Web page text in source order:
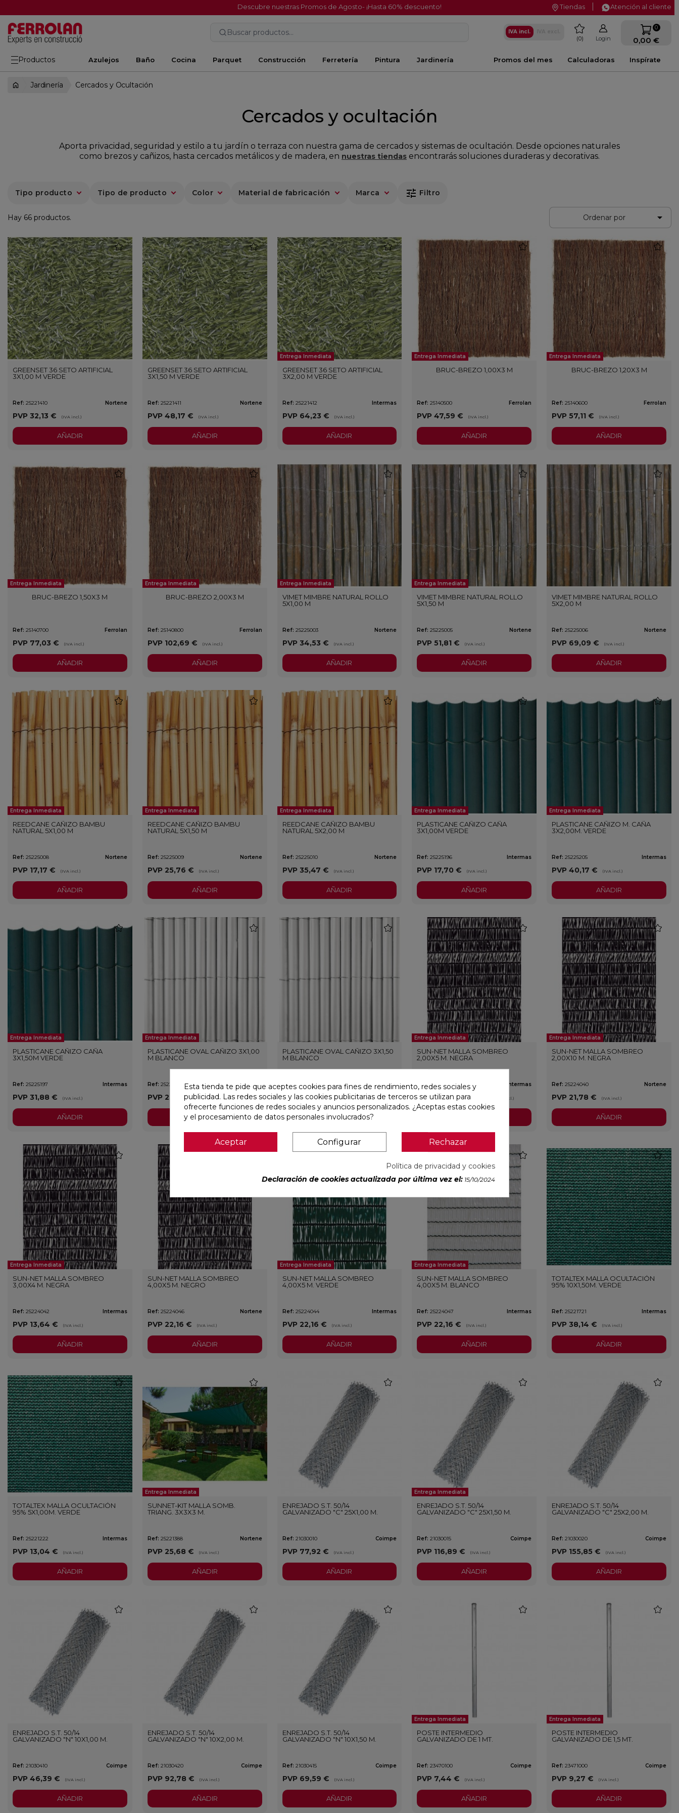
Descubre nuestras Promos de Agosto- ¡Hasta 60% descuento! Tiendas Atención al cliente
Buscar productos... IVA incl. favorite
0 Login
0
0,00 €
Productos Azulejos Baño Cocina Parquet Construcción Ferretería Pintura Jardinería Inspírate
Calculadoras
Promos del mes
Jardinería Cercados y Ocultación
Cercados y ocultación
Aporta privacidad, seguridad y estilo a tu jardín o terraza con nuestra gama de cercados y sistemas de ocultación. Desde opciones naturales
como brezos y cañizos, hasta cercados metálicos y de madera, en nuestras tiendas encontrarás soluciones duraderas y decorativas.
Tipo producto Tipo de producto Color Material de fabricación Marca tune Filtro
Hay 66 productos. Ordenar por 
GREENSET 36 SETO ARTIFICIAL
3X1,00 M VERDE
Ref: 25221410 Nortene
PVP 32,13 € (IVA incl.)
favorite
AÑADIR
GREENSET 36 SETO ARTIFICIAL
3X1,50 M VERDE
Ref: 25221411 Nortene
PVP 48,17 € (IVA incl.)
favorite
AÑADIR
Entrega Inmediata
GREENSET 36 SETO ARTIFICIAL
3X2,00 M VERDE
Ref: 25221412 Intermas
PVP 64,23 € (IVA incl.)
favorite
AÑADIR
Entrega Inmediata
BRUC-BREZO 1,00X3 M
Ref: 25140500 Ferrolan
PVP 47,59 € (IVA incl.)
favorite
AÑADIR
Entrega Inmediata
BRUC-BREZO 1,20X3 M
Ref: 25140600 Ferrolan
PVP 57,11 € (IVA incl.)
favorite
AÑADIR
Entrega Inmediata
BRUC-BREZO 1,50X3 M
Ref: 25140700 Ferrolan
PVP 77,03 € (IVA incl.)
favorite
AÑADIR
Entrega Inmediata
BRUC-BREZO 2,00X3 M
Ref: 25140800 Ferrolan
PVP 102,69 € (IVA incl.)
favorite
AÑADIR
Entrega Inmediata
VIMET MIMBRE NATURAL ROLLO
5X1,00 M
Ref: 25225003 Nortene
PVP 34,53 € (IVA incl.)
favorite
AÑADIR
Entrega Inmediata
VIMET MIMBRE NATURAL ROLLO
5X1,50 M
Ref: 25225005 Nortene
PVP 51,81 € (IVA incl.)
favorite
AÑADIR
VIMET MIMBRE NATURAL ROLLO
5X2,00 M
Ref: 25225006 Nortene
PVP 69,09 € (IVA incl.)
favorite
AÑADIR
Entrega Inmediata
REEDCANE CAÑIZO BAMBU
NATURAL 5X1,00 M
Ref: 25225008 Nortene
PVP 17,17 € (IVA incl.)
favorite
AÑADIR
Entrega Inmediata
REEDCANE CAÑIZO BAMBU
NATURAL 5X1,50 M
Ref: 25225009 Nortene
PVP 25,76 € (IVA incl.)
favorite
AÑADIR
Entrega Inmediata
REEDCANE CAÑIZO BAMBU
NATURAL 5X2,00 M
Ref: 25225010 Nortene
PVP 35,47 € (IVA incl.)
favorite
AÑADIR
Entrega Inmediata
PLASTICANE CAÑIZO CAÑA
3X1,00M VERDE
Ref: 25225196 Intermas
PVP 17,70 € (IVA incl.)
favorite
AÑADIR
Entrega Inmediata
PLASTICANE CAÑIZO M. CAÑA
3X2,00M. VERDE
Ref: 25225205 Intermas
PVP 40,17 € (IVA incl.)
favorite
AÑADIR
Entrega Inmediata
PLASTICANE CAÑIZO CAÑA
3X1,50M VERDE
Ref: 25225197 Intermas
PVP 31,88 € (IVA incl.)
favorite
AÑADIR
Entrega Inmediata
PLASTICANE OVAL CAÑIZO 3X1,00
M BLANCO
Ref: 25225145 Intermas
PVP 23,47 € (IVA incl.)
favorite
AÑADIR
PLASTICANE OVAL CAÑIZO 3X1,50
M BLANCO
Ref: 25225146 Intermas
PVP35,20 € (IVA incl.)
AÑADIR
Entrega Inmediata
SUN-NET MALLA SOMBREO
2,00X5 M. NEGRA
Ref: 25224039 Intermas
14,52 € PVP7,87 € (IVA incl.)
Entrega Inmediata
SUN-NET MALLA SOMBREO
2,00X10 M. NEGRA
Ref: 25224040 Nortene
PVP 21,78 € (IVA incl.)
favorite
AÑADIR
Entrega Inmediata
SUN-NET MALLA SOMBREO
3,00X4 M. NEGRA
Ref: 25224042 Intermas
PVP 13,64 € (IVA incl.)
favorite
AÑADIR
SUN-NET MALLA SOMBREO
4,00X5 M. NEGRO
Ref: 25224046 Nortene
PVP 22,16 € (IVA incl.)
favorite
AÑADIR
Entrega Inmediata
SUN-NET MALLA SOMBREO
4,00X5 M. VERDE
Ref: 25224044 Intermas
PVP 22,16 € (IVA incl.)
favorite
AÑADIR
Entrega Inmediata
SUN-NET MALLA SOMBREO
4,00X5 M. BLANCO
Ref: 25224047 Intermas
PVP 22,16 € (IVA incl.)
AÑADIR
TOTALTEX MALLA OCULTACIÓN
95% 10X1,50M. VERDE
Ref: 25221721 Intermas
PVP 38,14 € (IVA incl.)
favorite
AÑADIR
TOTALTEX MALLA OCULTACIÓN
95% 5X1,00M. VERDE
Ref: 25221222 Intermas
PVP 13,04 € (IVA incl.)
favorite
AÑADIR
Entrega Inmediata
SUNNET-KIT MALLA SOMB.
TRIANG. 3X3X3 M.
Ref: 25221388 Nortene
PVP 25,68 € (IVA incl.)
favorite
AÑADIR
ENREJADO S.T. 50/14
GALVANIZADO "C" 25X1,00 M.
Ref: 21030010 Coimpe
PVP 77,92 € (IVA incl.)
AÑADIR
Entrega Inmediata
ENREJADO S.T. 50/14
GALVANIZADO "C" 25X1,50 M.
Ref: 21030015 Coimpe
PVP 116,89 € (IVA incl.)
AÑADIR
ENREJADO S.T. 50/14
GALVANIZADO "C" 25X2,00 M.
Ref: 21030020 Coimpe
PVP 155,85 € (IVA incl.)
favorite
AÑADIR
ENREJADO S.T. 50/14
GALVANIZADO "N" 10X1,00 M.
Ref: 21030410 Coimpe
PVP 46,39 € (IVA incl.)
favorite
AÑADIR
ENREJADO S.T. 50/14
GALVANIZADO "N" 10X2,00 M.
Ref: 21030420 Coimpe
PVP 92,78 € (IVA incl.)
favorite
AÑADIR
ENREJADO S.T. 50/14
GALVANIZADO "N" 10X1,50 M.
Ref: 21030415 Coimpe
PVP 69,59 € (IVA incl.)
AÑADIR
Entrega Inmediata
POSTE INTERMEDIO
GALVANIZADO DE 1 MT.
Ref: 23470100 Coimpe
PVP 7,44 € (IVA incl.)
AÑADIR
Entrega Inmediata
POSTE INTERMEDIO
GALVANIZADO DE 1,5 MT.
Ref: 23471000 Coimpe
PVP 9,27 € (IVA incl.)
favorite
AÑADIR
Esta tienda te pide que aceptes cookies para fines de rendimiento, redes sociales y
publicidad. Las redes sociales y las cookies publicitarias de terceros se utilizan para
ofrecerte funciones de redes sociales y anuncios personalizados. ¿Aceptas estas cookies
y el procesamiento de datos personales involucrados?
Aceptar Configurar Rechazar
Política de privacidad y cookies
Declaración de cookies actualizada por última vez el: 15/10/2024